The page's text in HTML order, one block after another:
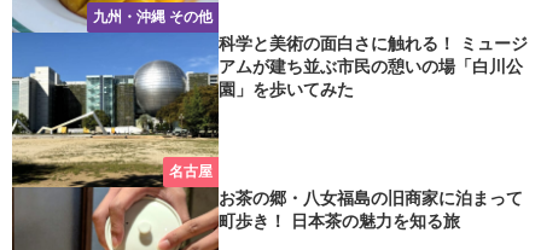
九州・沖縄 その他
名古屋
科学と美術の面白さに触れる！ ミュージ
アムが建ち並ぶ市民の憩いの場「白川公
園」を歩いてみた
お茶の郷・八女福島の旧商家に泊まって
町歩き！ 日本茶の魅力を知る旅